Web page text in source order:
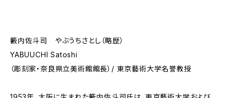
籔内佐斗司 やぶうちさとし（略歴）
YABUUCHI Satoshi
（彫刻家・奈良県立美術館館長）/ 東京藝術大学名誉教授